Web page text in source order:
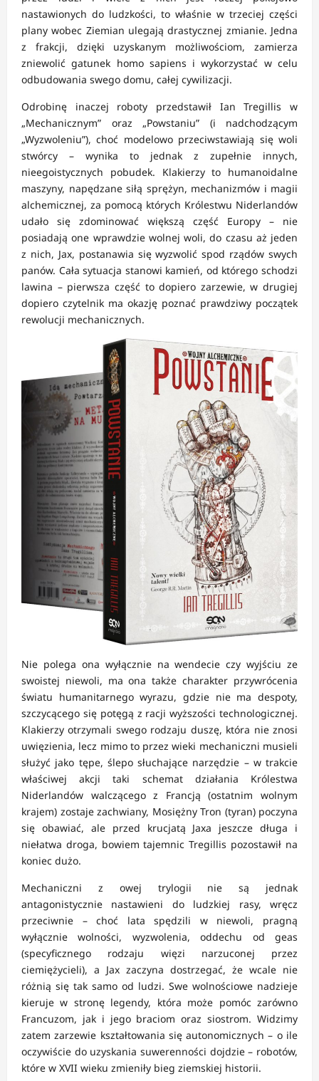
nastawionych do ludzkości, to właśnie w trzeciej części
plany wobec Ziemian ulegają drastycznej zmianie. Jedna
z frakcji, dzięki uzyskanym możliwościom, zamierza
zniewolić gatunek homo sapiens i wykorzystać w celu
odbudowania swego domu, całej cywilizacji.
Odrobinę inaczej roboty przedstawił Ian Tregillis w
„Mechanicznym” oraz „Powstaniu” (i nadchodzącym
„Wyzwoleniu”), choć modelowo przeciwstawiają się woli
stwórcy – wynika to jednak z zupełnie innych,
nieegoistycznych pobudek. Klakierzy to humanoidalne
maszyny, napędzane siłą sprężyn, mechanizmów i magii
alchemicznej, za pomocą których Królestwu Niderlandów
udało się zdominować większą część Europy – nie
posiadają one wprawdzie wolnej woli, do czasu aż jeden
z nich, Jax, postanawia się wyzwolić spod rządów swych
panów. Cała sytuacja stanowi kamień, od którego schodzi
lawina – pierwsza część to dopiero zarzewie, w drugiej
dopiero czytelnik ma okazję poznać prawdziwy początek
rewolucji mechanicznych.
Nie polega ona wyłącznie na wendecie czy wyjściu ze
swoistej niewoli, ma ona także charakter przywrócenia
światu humanitarnego wyrazu, gdzie nie ma despoty,
szczycącego się potęgą z racji wyższości technologicznej.
Klakierzy otrzymali swego rodzaju duszę, która nie znosi
uwięzienia, lecz mimo to przez wieki mechaniczni musieli
służyć jako tępe, ślepo słuchające narzędzie – w trakcie
właściwej akcji taki schemat działania Królestwa
Niderlandów walczącego z Francją (ostatnim wolnym
krajem) zostaje zachwiany, Mosiężny Tron (tyran) poczyna
się obawiać, ale przed krucjatą Jaxa jeszcze długa i
niełatwa droga, bowiem tajemnic Tregillis pozostawił na
koniec dużo.
Mechaniczni z owej trylogii nie są jednak
antagonistycznie nastawieni do ludzkiej rasy, wręcz
przeciwnie – choć lata spędzili w niewoli, pragną
wyłącznie wolności, wyzwolenia, oddechu od geas
(specyficznego rodzaju więzi narzuconej przez
ciemiężycieli), a Jax zaczyna dostrzegać, że wcale nie
różnią się tak samo od ludzi. Swe wolnościowe nadzieje
kieruje w stronę legendy, która może pomóc zarówno
Francuzom, jak i jego braciom oraz siostrom. Widzimy
zatem zarzewie kształtowania się autonomicznych – o ile
oczywiście do uzyskania suwerenności dojdzie – robotów,
które w XVII wieku zmieniły bieg ziemskiej historii.